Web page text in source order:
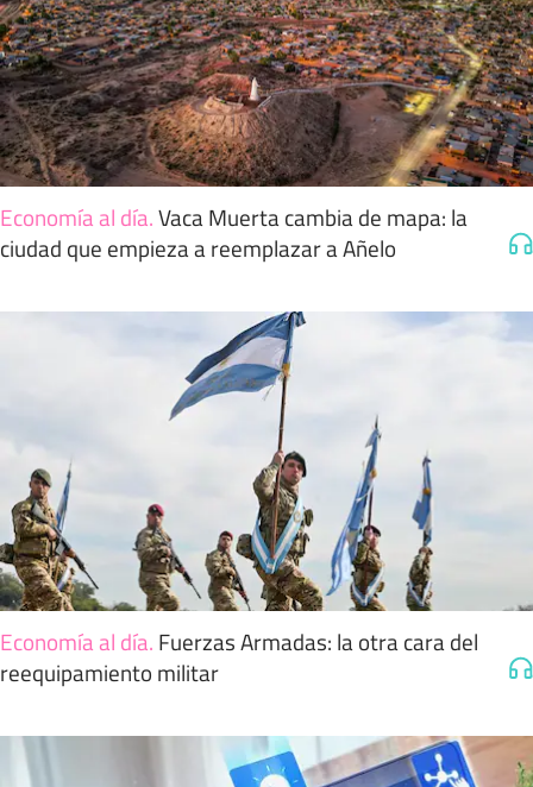
Economía al día.Vaca Muerta cambia de mapa: la
ciudad que empieza a reemplazar a Añelo
Economía al día. Fuerzas Armadas: la otra cara del
reequipamiento militar